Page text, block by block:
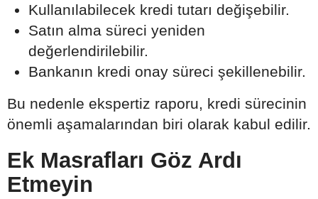
Kullanılabilecek kredi tutarı değişebilir.
Satın alma süreci yeniden
değerlendirilebilir.
Bankanın kredi onay süreci şekillenebilir.
Bu nedenle ekspertiz raporu, kredi sürecinin
önemli aşamalarından biri olarak kabul edilir.
Ek Masrafları Göz Ardı
Etmeyin